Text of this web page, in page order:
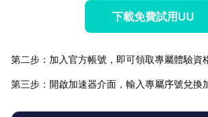
下載免費試用UU
第二步：加入官方帳號，即可領取專屬體驗資
第三步：開啟加速器介面，輸入專屬序號兌換